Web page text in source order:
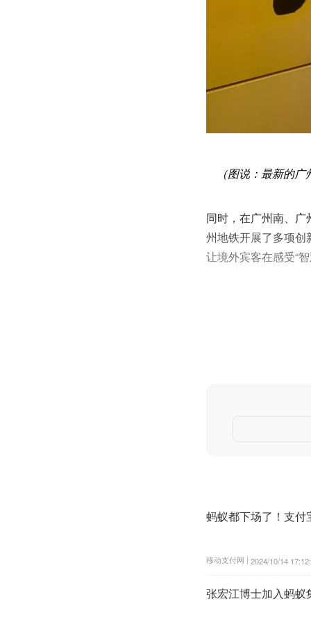
（图说：最新的
同时，在广州南、
州地铁开展了多项
让境外宾客在感受“
蚂蚁都下场了！支
移动支付网 | 2024/10/14
张宏江博士加入蚂蚁